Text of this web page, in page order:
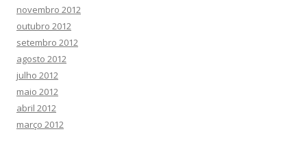
novembro 2012
outubro 2012
setembro 2012
agosto 2012
julho 2012
maio 2012
abril 2012
março 2012